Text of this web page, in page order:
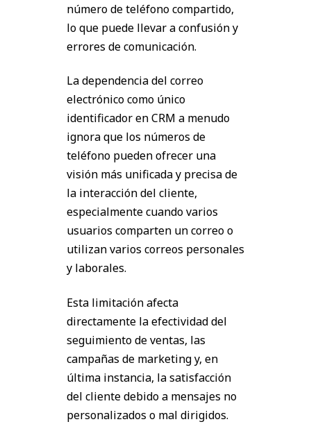
número de teléfono compartido,
lo que puede llevar a confusión y
errores de comunicación.
La dependencia del correo
electrónico como único
identificador en CRM a menudo
ignora que los números de
teléfono pueden ofrecer una
visión más unificada y precisa de
la interacción del cliente,
especialmente cuando varios
usuarios comparten un correo o
utilizan varios correos personales
y laborales.
Esta limitación afecta
directamente la efectividad del
seguimiento de ventas, las
campañas de marketing y, en
última instancia, la satisfacción
del cliente debido a mensajes no
personalizados o mal dirigidos.